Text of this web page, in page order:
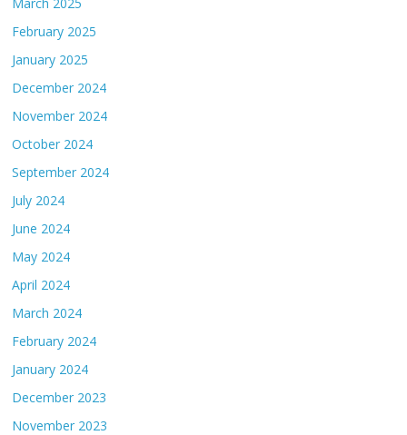
February 2025
January 2025
December 2024
November 2024
October 2024
September 2024
July 2024
June 2024
May 2024
April 2024
March 2024
February 2024
January 2024
December 2023
November 2023